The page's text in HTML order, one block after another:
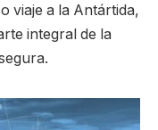
viaje a la Antártida,
integral de la